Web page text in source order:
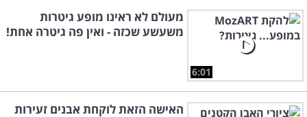
6:01
מעולם לא ראינו מופע גיטרות
משעשע שכזה - ואין פה גיטרה אחת!
האישה הזאת לוקחת אבנים זעירות